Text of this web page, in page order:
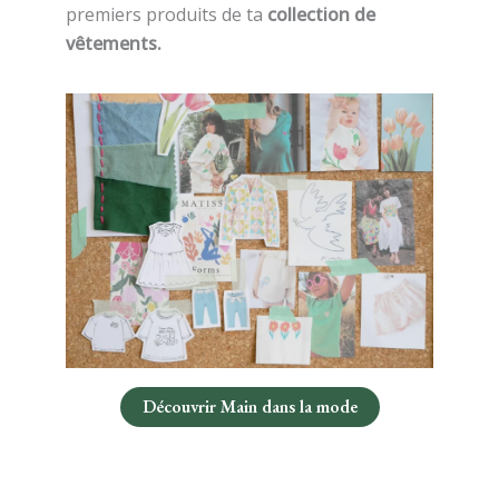
premiers produits de ta collection de
vêtements.
Découvrir Main dans la mode